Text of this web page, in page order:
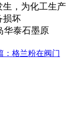
，为化工生产
损坏
华泰石墨原
格兰粉在阀门